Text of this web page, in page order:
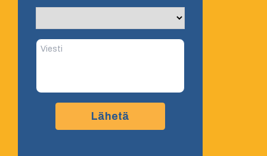
Lähetä